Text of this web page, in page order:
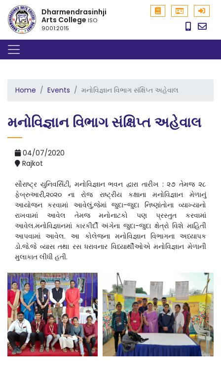
Dharmendrasinhji
Arts CollegeISO
9001:2015
Home Events મનોવિજ્ઞાન વિભાગ સંક્ષિપ્ત અહેવાલ
મનોવિજ્ઞાન વિભાગ સંક્ષિપ્ત અહેવાલ
04/07/2020
Rajkot
સૌરાષ્ટ્ર યુનિવર્સિટી, મનોવિજ્ઞાન ભવન દ્વારા તારીખ : ૨૭ તેમજ ૨૮
ફેબ્રુઆરી,૨૦૨૦ ના રોજ રાષ્ટ્રીય કક્ષાના મનોવિજ્ઞાન મેળાનું
આયોજન કરવામાં આવેલું,જેમાં જુદા-જુદા નિષ્ણાંતોના વ્યાખ્યાનો
રાખવામાં આવેલ તેમજ મનોનાટકો પણ પ્રસ્તુત કરવામાં
આવેલ.મનોવિજ્ઞાનમાં કારકીર્દી અંગેના જુદા-જુદા ક્ષેત્રો વિશે માહિતી
આપવામાં આવેલ. આ કોલેજના મનોવિજ્ઞાન વિભાગના અધ્યાપક
ડો.જે.જે વ્યાસ તથા રસ ધરાવનાર વિધ્યાર્થીઓએ મનોવિજ્ઞાન મેળાની
મુલાકાત લીધી હતી.